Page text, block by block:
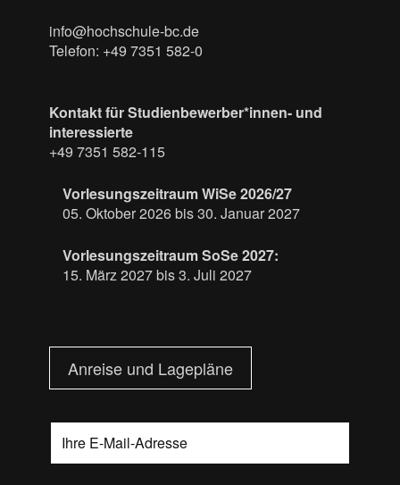
info@hochschule-bc.de
Telefon: +49 7351 582-0
Kontakt für Studienbewerber*innen- und
interessierte
+49 7351 582-115
Vorlesungszeitraum WiSe 2026/27
05. Oktober 2026 bis 30. Januar 2027
Vorlesungszeitraum SoSe 2027:
15. März 2027 bis 3. Juli 2027
Anreise und Lagepläne